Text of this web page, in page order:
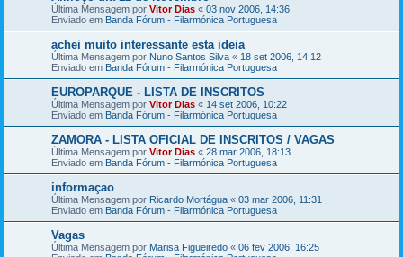
Última Mensagem por Vitor Dias « 03 nov 2006, 14:36
Enviado em Banda Fórum - Filarmónica Portuguesa
achei muito interessante esta ideia
Última Mensagem por Nuno Santos Silva « 18 set 2006, 14:12
Enviado em Banda Fórum - Filarmónica Portuguesa
EUROPARQUE - LISTA DE INSCRITOS
Última Mensagem por Vitor Dias « 14 set 2006, 10:22
Enviado em Banda Fórum - Filarmónica Portuguesa
ZAMORA - LISTA OFICIAL DE INSCRITOS / VAGAS
Última Mensagem por Vitor Dias « 28 mar 2006, 18:13
Enviado em Banda Fórum - Filarmónica Portuguesa
informaçao
Última Mensagem por Ricardo Mortágua « 03 mar 2006, 11:31
Enviado em Banda Fórum - Filarmónica Portuguesa
Vagas
Última Mensagem por Marisa Figueiredo « 06 fev 2006, 16:25